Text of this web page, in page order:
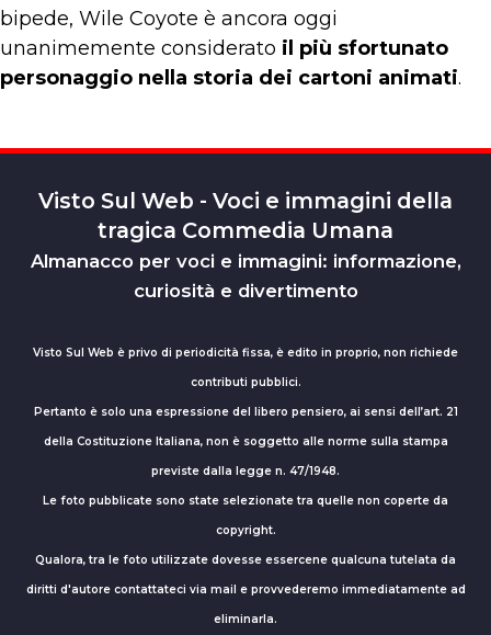
bipede, Wile Coyote è ancora oggi
unanimemente considerato il più sfortunato
personaggio nella storia dei cartoni animati.
Visto Sul Web - Voci e immagini della
tragica Commedia Umana
Almanacco per voci e immagini: informazione,
curiosità e divertimento
Visto Sul Web è privo di periodicità fissa, è edito in proprio, non richiede
contributi pubblici.
Pertanto è solo una espressione del libero pensiero, ai sensi dell’art. 21
della Costituzione Italiana, non è soggetto alle norme sulla stampa
previste dalla legge n. 47/1948.
Le foto pubblicate sono state selezionate tra quelle non coperte da
copyright.
Qualora, tra le foto utilizzate dovesse essercene qualcuna tutelata da
diritti d'autore contattateci via mail e provvederemo immediatamente ad
eliminarla.